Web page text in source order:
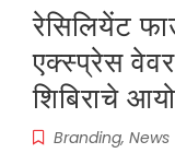
रेसिलियेंट
एक्स्प्रेस
शिबिराचे
Branding, News